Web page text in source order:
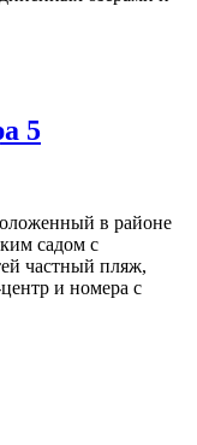
5
в районе
садом с
частный пляж,
и номера с